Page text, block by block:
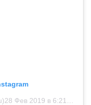
28 Фев 2019 в 6:21 PST